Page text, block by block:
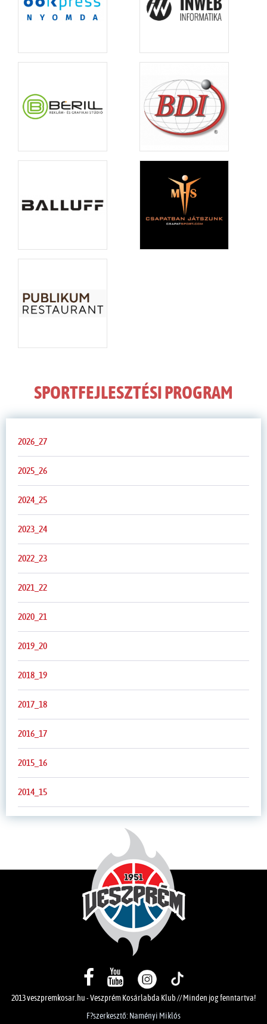
SPORTFEJLESZTÉSI PROGRAM
2026_27
2025_26
2024_25
2023_24
2022_23
2021_22
2020_21
2019_20
2018_19
2017_18
2016_17
2015_16
2014_15
2013 veszpremkosar.hu - Veszprém Kosárlabda Klub // Minden jog fenntartva!
F?szerkesztő: Naményi Miklós